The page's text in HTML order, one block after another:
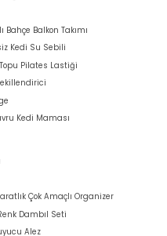
Bahçe Balkon Takımı
Kedi Su Sebili
Pilates Lastiği
Kedi Maması
Çok Amaçlı Organizer
Dambıl Seti
Alez